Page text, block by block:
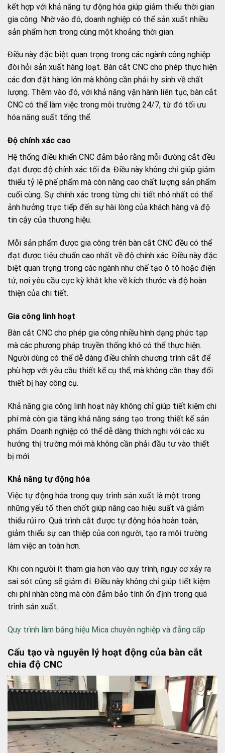
kết hợp với khả năng tự động hóa giúp giảm thiểu thời gian
gia công. Nhờ vào đó, doanh nghiệp có thể sản xuất nhiều
sản phẩm hơn trong cùng một khoảng thời gian.
Điều này đặc biệt quan trọng trong các ngành công nghiệp
đòi hỏi sản xuất hàng loạt. Bàn cắt CNC cho phép thực hiện
các đơn đặt hàng lớn mà không cần phải hy sinh về chất
lượng. Thêm vào đó, với khả năng vận hành liên tục, bàn cắt
CNC có thể làm việc trong môi trường 24/7, từ đó tối ưu
hóa năng suất tổng thể.
Độ chính xác cao
Hệ thống điều khiển CNC đảm bảo rằng mỗi đường cắt đều
đạt được độ chính xác tối đa. Điều này không chỉ giúp giảm
thiểu tỷ lệ phế phẩm mà còn nâng cao chất lượng sản phẩm
cuối cùng. Sự chính xác trong từng chi tiết nhỏ nhất có thể
ảnh hưởng trực tiếp đến sự hài lòng của khách hàng và độ
tin cậy của thương hiệu.
Mỗi sản phẩm được gia công trên bàn cắt CNC đều có thể
đạt được tiêu chuẩn cao nhất về độ chính xác. Điều này đặc
biệt quan trọng trong các ngành như chế tạo ô tô hoặc điện
tử, nơi yêu cầu cực kỳ khắt khe về kích thước và độ hoàn
thiện của chi tiết.
Gia công linh hoạt
Bàn cắt CNC cho phép gia công nhiều hình dạng phức tạp
mà các phương pháp truyền thống khó có thể thực hiện.
Người dùng có thể dễ dàng điều chỉnh chương trình cắt để
phù hợp với yêu cầu thiết kế cụ thể, mà không cần thay đổi
thiết bị hay công cụ.
Khả năng gia công linh hoạt này không chỉ giúp tiết kiệm chi
phí mà còn gia tăng khả năng sáng tạo trong thiết kế sản
phẩm. Doanh nghiệp có thể dễ dàng thích nghi với các xu
hướng thị trường mới mà không cần phải đầu tư vào thiết
bị mới.
Khả năng tự động hóa
Việc tự động hóa trong quy trình sản xuất là một trong
những yếu tố then chốt giúp nâng cao hiệu suất và giảm
thiểu rủi ro. Quá trình cắt được tự động hóa hoàn toàn,
giảm thiểu sự can thiệp của con người, tạo ra môi trường
làm việc an toàn hơn.
Khi con người ít tham gia hơn vào quy trình, nguy cơ xảy ra
sai sót cũng sẽ giảm đi. Điều này không chỉ giúp tiết kiệm
chi phí nhân công mà còn đảm bảo tính ổn định trong quá
trình sản xuất.
Quy trình làm bảng hiệu Mica chuyên nghiệp và đẳng cấp
Cấu tạo và nguyên lý hoạt động của bàn cắt
chia độ CNC